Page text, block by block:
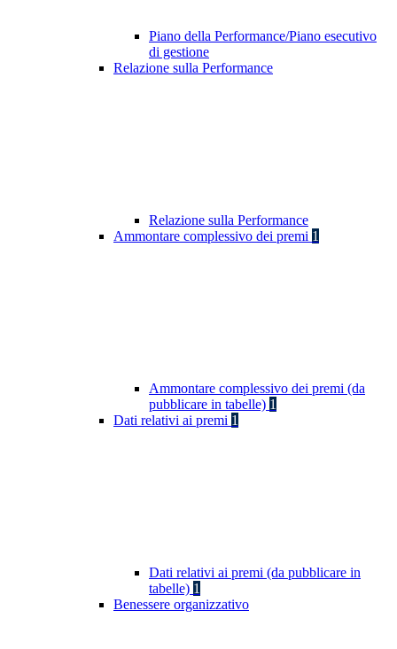
Piano della Performance/Piano esecutivo
di gestione
Relazione sulla Performance
Relazione sulla Performance
Ammontare complessivo dei premi 1
Ammontare complessivo dei premi (da
pubblicare in tabelle) 1
Dati relativi ai premi 1
Dati relativi ai premi (da pubblicare in
tabelle) 1
Benessere organizzativo